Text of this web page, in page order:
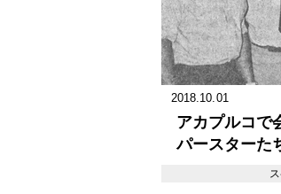
2018.10.01
アカプルコで
パースターた